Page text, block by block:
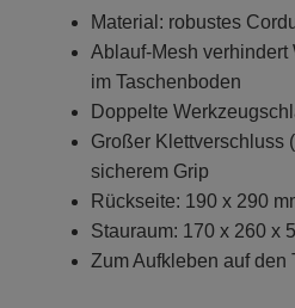
Material: robustes
Ablauf-Mesh verhindert
im Taschenboden
Doppelte
Großer Klettverschluss
sicherem Grip
Rückseite: 190 x 290
Stauraum: 170 x 260 x
Zum Aufkleben auf den